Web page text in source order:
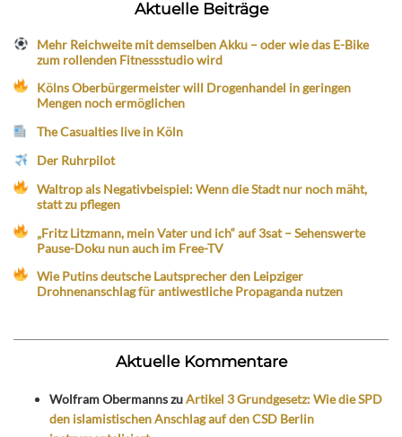
Aktuelle Beiträge
Mehr Reichweite mit demselben Akku – oder wie das E-Bike
zum rollenden Fitnessstudio wird
Kölns Oberbürgermeister will Drogenhandel in geringen
Mengen noch ermöglichen
The Casualties live in Köln
Der Ruhrpilot
Waltrop als Negativbeispiel: Wenn die Stadt nur noch mäht,
statt zu pflegen
„Fritz Litzmann, mein Vater und ich“ auf 3sat – Sehenswerte
Pause-Doku nun auch im Free-TV
Wie Putins deutsche Lautsprecher den Leipziger
Drohnenanschlag für antiwestliche Propaganda nutzen
Aktuelle Kommentare
Wolfram ObermannszuArtikel 3 Grundgesetz: Wie die SPD
den islamistischen Anschlag auf den CSD Berlin